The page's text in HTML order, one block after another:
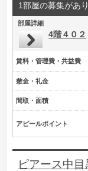
1部屋の募集があ
部屋詳細
4階４０２
賃料・管理費・共益費
敷金・礼金
間取・面積
アピールポイント
ピアース中